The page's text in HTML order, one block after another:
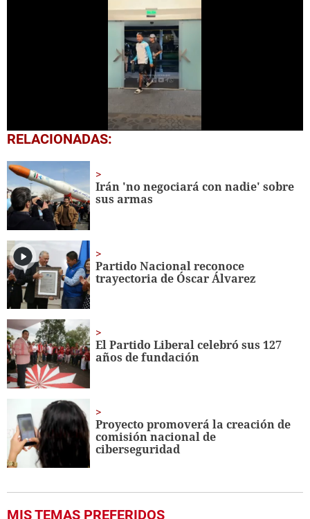
0
seconds
1
minute,
22
seconds
RELACIONADAS:
Irán 'no negociará con nadie' sobre
sus armas
Partido Nacional reconoce
trayectoria de Óscar Álvarez
El Partido Liberal celebró sus 127
años de fundación
Proyecto promoverá la creación de
comisión nacional de
ciberseguridad
MIS TEMAS PREFERIDOS